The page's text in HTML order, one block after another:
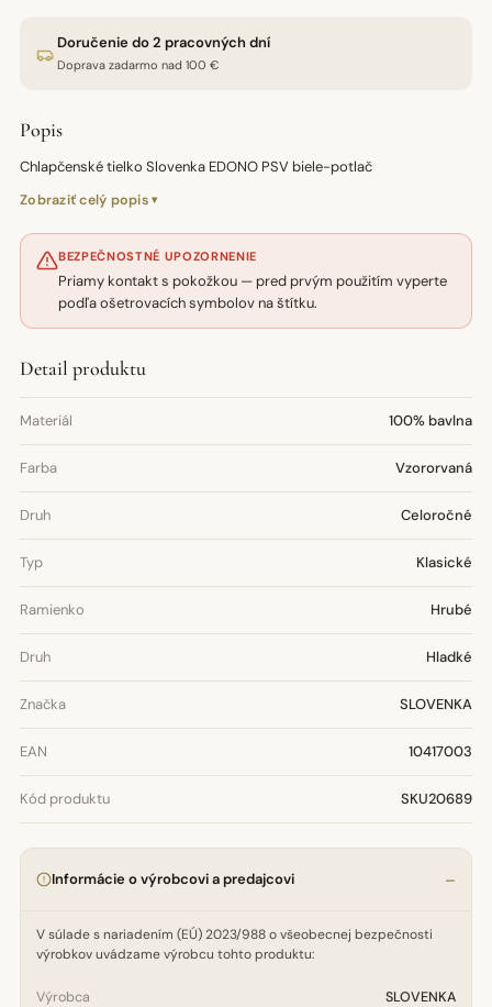
Doručenie do 2 pracovných dní
Doprava zadarmo nad 100 €
Popis
Chlapčenské tielko Slovenka EDONO PSV biele-potlač
Zobraziť celý popis
BEZPEČNOSTNÉ UPOZORNENIE
Priamy kontakt s pokožkou — pred prvým použitím vyperte
podľa ošetrovacích symbolov na štítku.
Detail produktu
Materiál 100% bavlna
Farba Vzororvaná
Druh Celoročné
Typ Klasické
Ramienko Hrubé
Druh Hladké
Značka SLOVENKA
EAN 10417003
Kód produktu SKU20689
Informácie o výrobcovi a predajcovi
V súlade s nariadením (EÚ) 2023/988 o všeobecnej bezpečnosti
výrobkov uvádzame výrobcu tohto produktu:
Výrobca SLOVENKA